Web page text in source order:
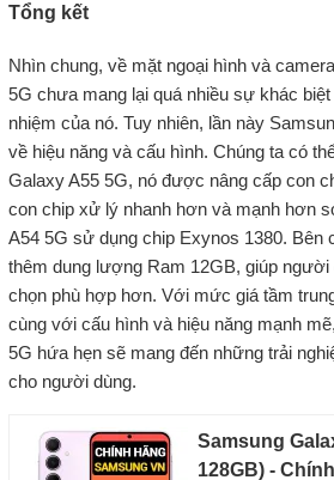
Tổng kết
Nhìn chung, về mặt ngoại hình và
5G chưa mang lại quá nhiều sự khác
nhiệm của nó. Tuy nhiên, lần này
về hiệu năng và cấu hình. Chúng ta có
Galaxy A55 5G, nó được nâng cấp con
con chip xử lý nhanh hơn và mạnh hơn
A54 5G sử dụng chip Exynos 1380. Bên
thêm dung lượng Ram 12GB, giúp
chọn phù hợp hơn. Với mức giá tầm
cùng với cấu hình và hiệu năng mạnh
5G hứa hẹn sẽ mang đến những trải
cho người dùng.
Samsung
128GB) -